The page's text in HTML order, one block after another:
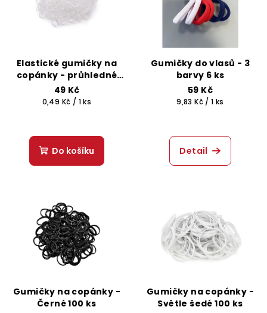
Elastické gumičky na
copánky - průhledné
100 ks
49 Kč
Měrná
0,49 Kč / 1 ks
Do košíku
Gumičky do vlasů - 3
barvy 6 ks
59 Kč
Měrná
9,83 Kč / 1 ks
Detail
Gumičky na copánky -
Černé 100 ks
Gumičky na copánky -
Světle šedé 100 ks